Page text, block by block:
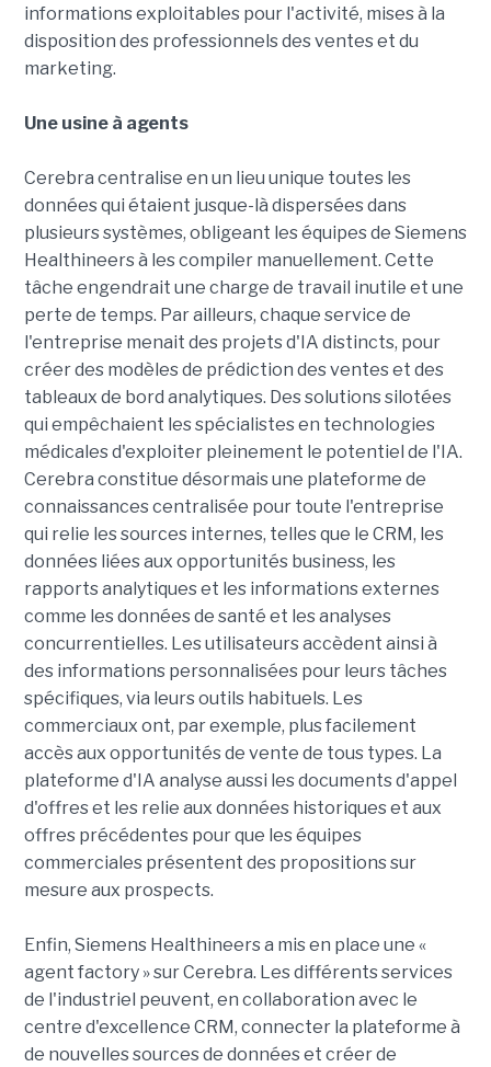
informations exploitables pour l'activité, mises à la
disposition des professionnels des ventes et du
marketing.
Une usine à agents
Cerebra centralise en un lieu unique toutes les
données qui étaient jusque-là dispersées dans
plusieurs systèmes, obligeant les équipes de Siemens
Healthineers à les compiler manuellement. Cette
tâche engendrait une charge de travail inutile et une
perte de temps. Par ailleurs, chaque service de
l'entreprise menait des projets d'IA distincts, pour
créer des modèles de prédiction des ventes et des
tableaux de bord analytiques. Des solutions silotées
qui empêchaient les spécialistes en technologies
médicales d'exploiter pleinement le potentiel de l'IA.
Cerebra constitue désormais une plateforme de
connaissances centralisée pour toute l'entreprise
qui relie les sources internes, telles que le CRM, les
données liées aux opportunités business, les
rapports analytiques et les informations externes
comme les données de santé et les analyses
concurrentielles. Les utilisateurs accèdent ainsi à
des informations personnalisées pour leurs tâches
spécifiques, via leurs outils habituels. Les
commerciaux ont, par exemple, plus facilement
accès aux opportunités de vente de tous types. La
plateforme d'IA analyse aussi les documents d'appel
d'offres et les relie aux données historiques et aux
offres précédentes pour que les équipes
commerciales présentent des propositions sur
mesure aux prospects.
Enfin, Siemens Healthineers a mis en place une «
agent factory » sur Cerebra. Les différents services
de l'industriel peuvent, en collaboration avec le
centre d'excellence CRM, connecter la plateforme à
de nouvelles sources de données et créer de